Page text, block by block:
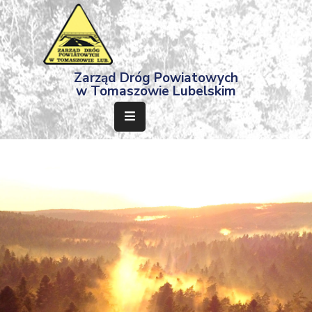
Zarząd Dróg Powiatowych
w Tomaszowie Lubelskim
Strona
Główna
Aktualności
Przetargi
Deklaracja
Dostępności
Kontakt